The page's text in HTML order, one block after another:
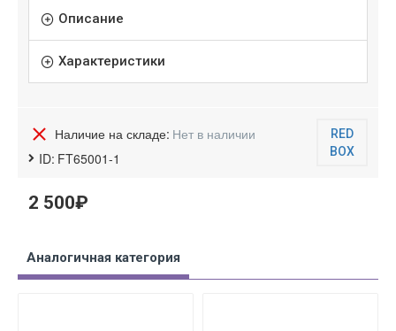
Описание
Характеристики
Наличие на складе: Нет в наличии
ID: FT65001-1
RED
BOX
2 500₽
Аналогичная категория